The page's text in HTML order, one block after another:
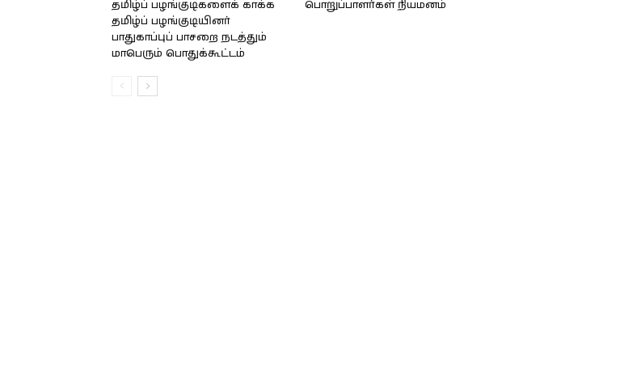
தமிழ்ப் பழங்குடிகளைக் காக்க
தமிழ்ப் பழங்குடியினர்
பாதுகாப்புப் பாசறை நடத்தும்
மாபெரும் பொதுக்கூட்டம்
பொறுப்பாளர்கள் நியமனம்